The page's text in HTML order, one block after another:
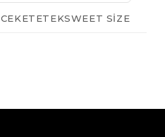
CEKETETEKSWEET SIZE